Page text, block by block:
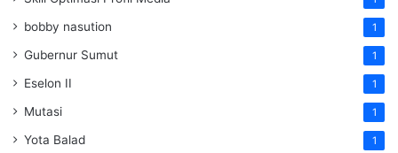
bobby nasution 1
Gubernur Sumut 1
Eselon II 1
Mutasi 1
Yota Balad 1